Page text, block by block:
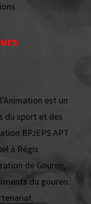
est un
du sport et des
BPJEPS APT
à Régis
de Gouren,
du gouren.